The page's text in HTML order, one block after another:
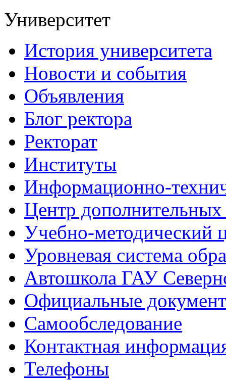
Университет
История университета
Новости и события
Объявления
Блог ректора
Ректорат
Институты
Информационно-
Центр дополнительных
Учебно-методический
Уровневая система
Автошкола ГАУ
Официальные
Самообследование
Контактная
Телефоны